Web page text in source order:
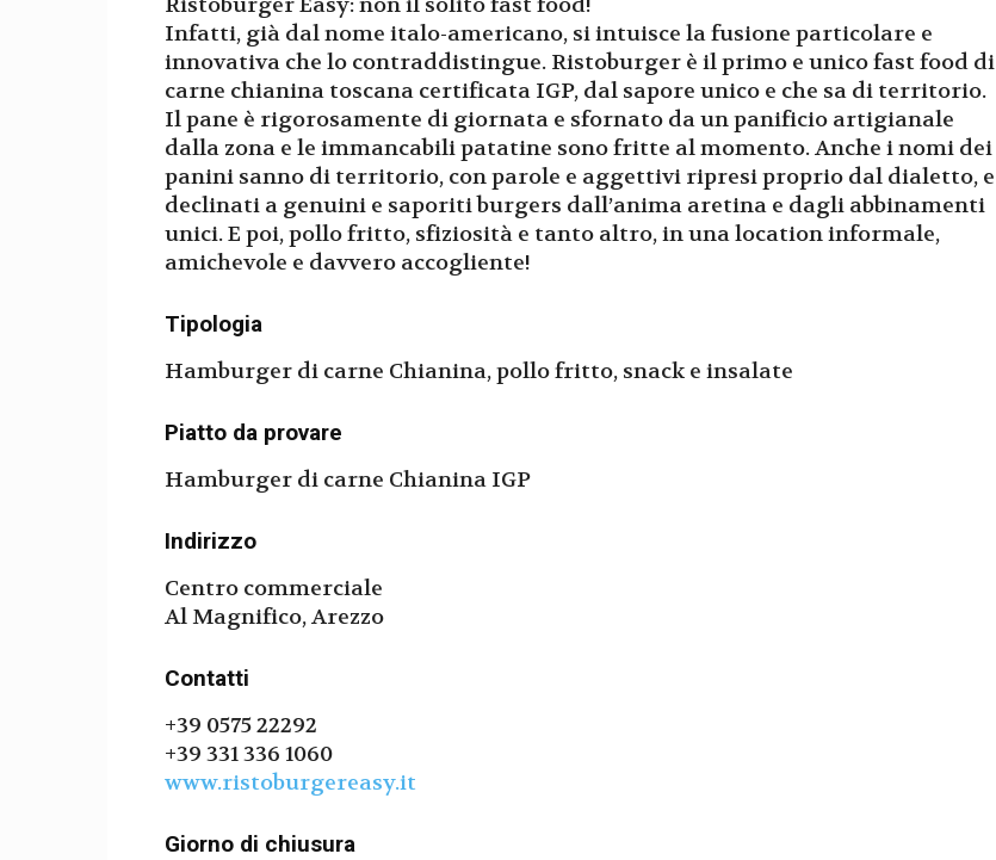
Infatti, già dal nome italo-americano, si intuisce la fusione particolare e
innovativa che lo contraddistingue. Ristoburger è il primo e unico fast food di
carne chianina toscana certificata IGP, dal sapore unico e che sa di territorio.
Il pane è rigorosamente di giornata e sfornato da un panificio artigianale
dalla zona e le immancabili patatine sono fritte al momento. Anche i nomi dei
panini sanno di territorio, con parole e aggettivi ripresi proprio dal dialetto, e
declinati a genuini e saporiti burgers dall’anima aretina e dagli abbinamenti
unici. E poi, pollo fritto, sfiziosità e tanto altro, in una location informale,
amichevole e davvero accogliente!
Tipologia
Hamburger di carne Chianina, pollo fritto, snack e insalate
Piatto da provare
Hamburger di carne Chianina IGP
Indirizzo
Centro commerciale
Al Magnifico, Arezzo
Contatti
+39 0575 22292
+39 331 336 1060
www.ristoburgereasy.it
Giorno di chiusura